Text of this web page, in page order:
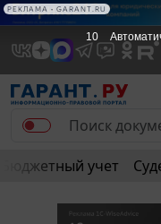
Бюджетный учет
10
РЕКЛАМА • GARANT.RU